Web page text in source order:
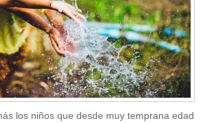
los niños que desde muy temprana edad